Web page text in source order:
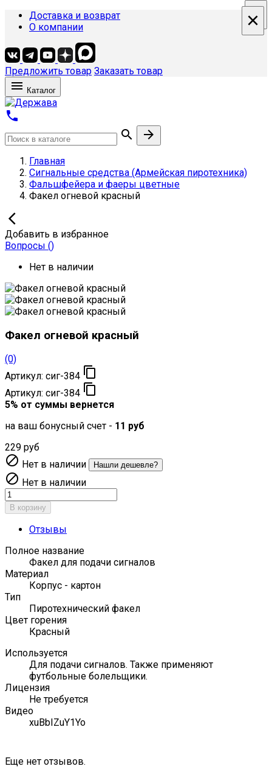
Доставка и возврат
О компании
Предложить товар Заказать товар
 Каталог



Главная
Сигнальные средства (Армейская пиротехника)
Фальшфейера и фаеры цветные
Факел огневой красный

Добавить в избранное
Вопросы ()
Нет в наличии
Факел огневой красный
(0)
Артикул: сиг-384 
Артикул: сиг-384 
5% от суммы вернется
на ваш бонусный счет - 11 руб
229 руб
 Нет в наличии Нашли дешевле?
 Нет в наличии
В корзину
Отзывы
Полное название
Факел для подачи сигналов
Материал
Корпус - картон
Тип
Пиротехнический факел
Цвет горения
Красный
Используется
Для подачи сигналов. Также применяют
футбольные болельщики.
Лицензия
Не требуется
Видео
xuBbIZuY1Yo
Еще нет отзывов.
×
×
×
×